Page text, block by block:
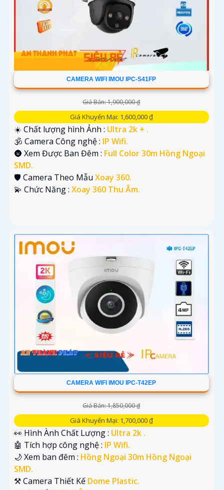
CAMERA WIFI IMOU IPC-S41FP
Giá Bán: 1,900,000 ₫
Giá Khuyến Mại: 1,600,000 ₫
☀️ Chất lượng hình Ảnh : Ultra 2k + .
🕉️ Camera Công nghệ : IP Wifi.
🌚 Xem Được Ban Đêm : Full Color 30m Hồng Ngoại
SMD.
🛡 Camera Theo Mẫu Xoay 360.
️💫 Chức Năng : Xoay 360 Thu Âm.
CAMERA WIFI IMOU IPC-T42EP
Giá Bán: 1,850,000 ₫
Giá Khuyến Mại: 1,700,000 ₫
👀 Hình Ành Chất Lượng : Ultra 2k .
🤖️ Tích hợp công nghệ : IP Wifi.
🌙 Xem ban đêm : Hồng Ngoại 30m Hồng Ngoại
SMD.
⚒ Camera Thiết Kế Dome Plastic.